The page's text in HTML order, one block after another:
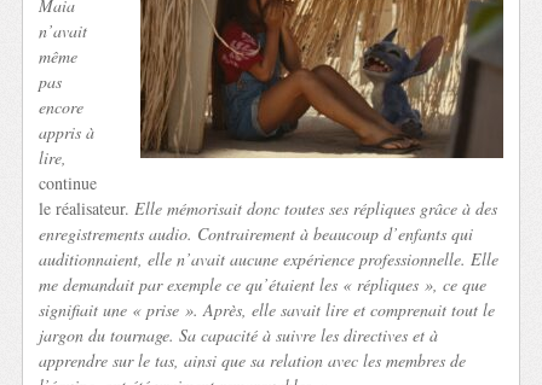
Maia
n’avait
même
pas
encore
appris à
lire,
continue
le réalisateur.Elle mémorisait donc toutes ses répliques grâce à des
enregistrements audio. Contrairement à beaucoup d’enfants qui
auditionnaient, elle n’avait aucune expérience professionnelle. Elle
me demandait par exemple ce qu’étaient les « répliques », ce que
signifiait une « prise ». Après, elle savait lire et comprenait tout le
jargon du tournage. Sa capacité à suivre les directives et à
apprendre sur le tas, ainsi que sa relation avec les membres de